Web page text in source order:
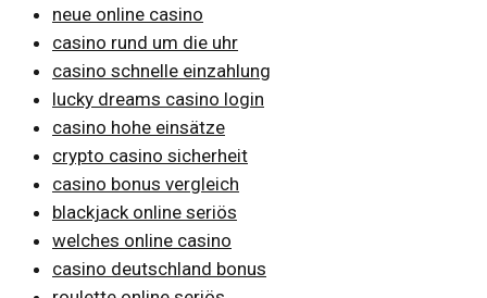
neue online casino
casino rund um die uhr
casino schnelle einzahlung
lucky dreams casino login
casino hohe einsätze
crypto casino sicherheit
casino bonus vergleich
blackjack online seriös
welches online casino
casino deutschland bonus